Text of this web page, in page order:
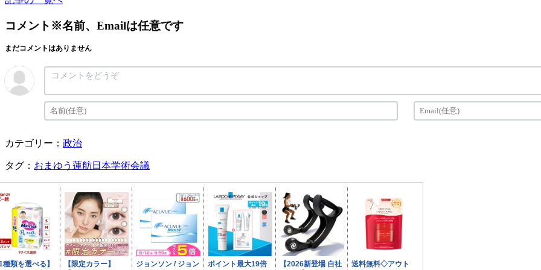
コメント ※名前、Emailは任意です
まだコメントはありません
カテゴリー： 政治
タグ： おまゆう 蓮舫日本学術会議